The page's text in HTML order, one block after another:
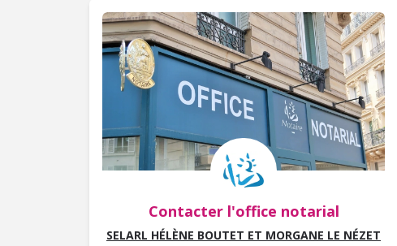
Contacter l'office notarial
SELARL HÉLÈNE BOUTET ET MORGANE LE NÉZET